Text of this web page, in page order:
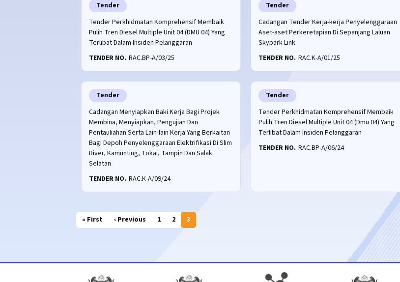
Tender
Tender Perkhidmatan Komprehensif Membaik
Pulih Tren Diesel Multiple Unit 04 (DMU 04) Yang
Terlibat Dalam Insiden Pelanggaran
TENDER NO. RAC.BP-A/03/25
Tender
Cadangan Tender Kerja-kerja Penyelenggaraan
Aset-aset Perkeretapian Di Sepanjang Laluan
Skypark Link
TENDER NO. RAC.K-A/01/25
Tender
Cadangan Menyiapkan Baki Kerja Bagi Projek
Membina, Menyiapkan, Pengujian Dan
Pentauliahan Serta Lain-lain Kerja Yang Berkaitan
Bagi Depoh Penyelenggaraan Elektrifikasi Di Slim
River, Kamunting, Tokai, Tampin Dan Salak
Selatan
TENDER NO. RAC.K-A/09/24
Tender
Tender Perkhidmatan Komprehensif Membaik
Pulih Tren Diesel Multiple Unit 04 (Dmu 04) Yang
Terlibat Dalam Insiden Pelanggaran
TENDER NO. RAC.BP-A/06/24
Pagination
« FirstFirst page
‹ PreviousPrevious page
1 2 3